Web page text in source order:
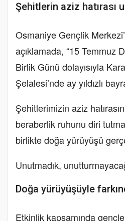
Şehitlerin aziz hatırası
Osmaniye Gençlik
açıklamada, “15 Temmuz
Birlik Günü dolayısıyla
Şelalesi’nde ay yıldızlı
Şehitlerimizin aziz
beraberlik ruhunu diri
birlikte doğa yürüyüşü
Unutmadık,
Doğa yürüyüşüyle
Etkinlik kapsamında